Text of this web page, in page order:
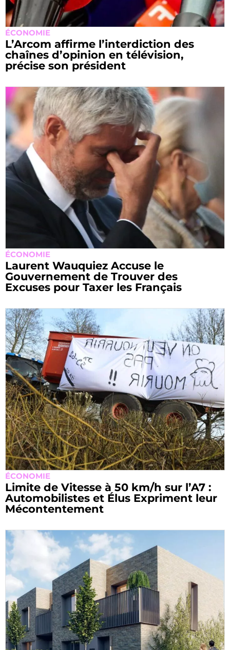
ÉCONOMIE
L’Arcom affirme l’interdiction des
chaînes d’opinion en télévision,
précise son président
ÉCONOMIE
Laurent Wauquiez Accuse le
Gouvernement de Trouver des
Excuses pour Taxer les Français
ÉCONOMIE
Limite de Vitesse à 50 km/h sur l’A7 :
Automobilistes et Élus Expriment leur
Mécontentement